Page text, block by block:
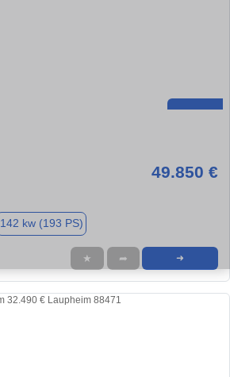
49.850 €
142 kw (193 PS)
★ ➦ ➜